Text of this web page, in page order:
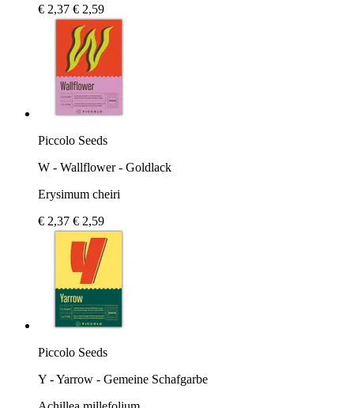
€ 2,37 € 2,59
Piccolo Seeds
W - Wallflower - Goldlack
Erysimum cheiri
€ 2,37 € 2,59
Piccolo Seeds
Y - Yarrow - Gemeine Schafgarbe